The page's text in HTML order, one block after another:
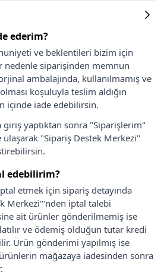
ederim?
ve beklentileri bizim için
siparişinden memnun
ambalajında, kullanılmamış ve
koşuluyla teslim aldığın
içinde iade edebilirsin.
giriş yaptıktan sonra "Siparişlerim"
"Sipariş Destek Merkezi"
edebilirim?
etmek için sipariş detayında
Merkezi"'nden iptal talebi
ait ürünler gönderilmemiş ise
ve ödemiş olduğun tutar kredi
Ürün gönderimi yapılmış ise
mağazaya iadesinden sonra